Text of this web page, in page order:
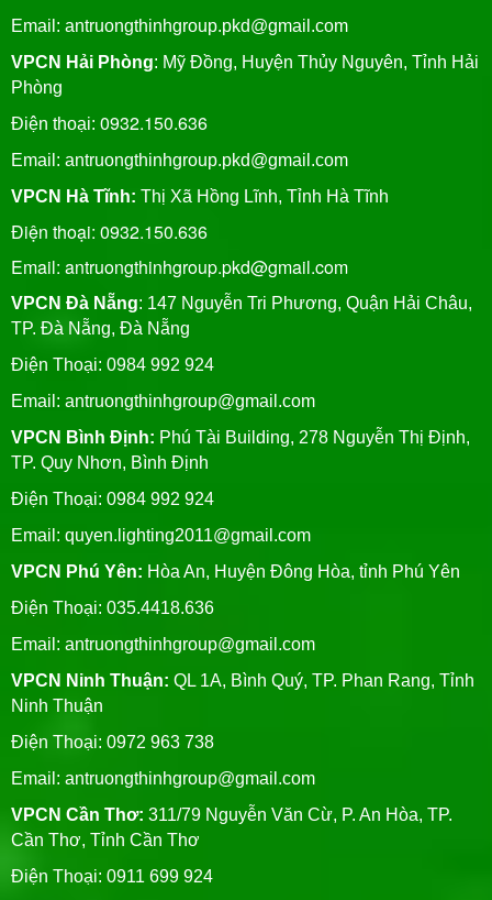
Email: antruongthinhgroup.pkd@gmail.com
VPCN Hải Phòng: Mỹ Đồng, Huyện Thủy Nguyên, Tỉnh Hải
Phòng
Điện thoại: 0932.150.636
Email: antruongthinhgroup.pkd@gmail.com
VPCN Hà Tĩnh: Thị Xã Hồng Lĩnh, Tỉnh Hà Tĩnh
Điện thoại: 0932.150.636
Email: antruongthinhgroup.pkd@gmail.com
VPCN Đà Nẵng: 147 Nguyễn Tri Phương, Quận Hải Châu,
TP. Đà Nẵng, Đà Nẵng
Điện Thoại: 0984 992 924
Email: antruongthinhgroup@gmail.com
VPCN Bình Định: Phú Tài Building, 278 Nguyễn Thị Định,
TP. Quy Nhơn, Bình Định
Điện Thoại: 0984 992 924
Email: quyen.lighting2011@gmail.com
VPCN Phú Yên: Hòa An, Huyện Đông Hòa, tỉnh Phú Yên
Điện Thoại: 035.4418.636
Email: antruongthinhgroup@gmail.com
VPCN Ninh Thuận: QL 1A, Bình Quý, TP. Phan Rang, Tỉnh
Ninh Thuận
Điện Thoại: 0972 963 738
Email: antruongthinhgroup@gmail.com
VPCN Cần Thơ: 311/79 Nguyễn Văn Cừ, P. An Hòa, TP.
Cần Thơ, Tỉnh Cần Thơ
Điện Thoại: 0911 699 924